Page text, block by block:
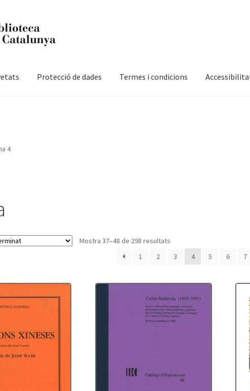
Protecció de dades Termes i condicions
4
Mostra 37–48 de 298 resultats
1
2 3 4 5 6 7